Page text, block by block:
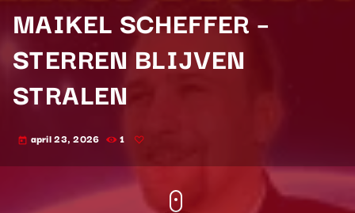
MAIKEL SCHEFFER –
STERREN BLIJVEN
STRALEN
today april 23, 2026 1